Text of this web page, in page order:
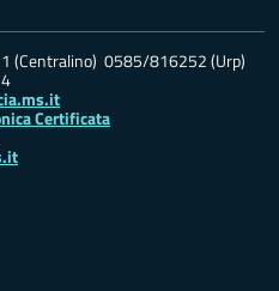
(Centralino) 0585/816252 (Urp)
Certificata